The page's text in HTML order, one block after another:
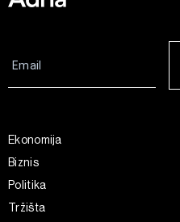
Ekonomija
Biznis
Politika
Tržišta